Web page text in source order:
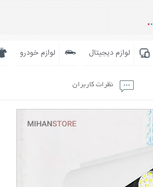
لوازم دیجیتال لوازم خودرو
نظرات کاربران